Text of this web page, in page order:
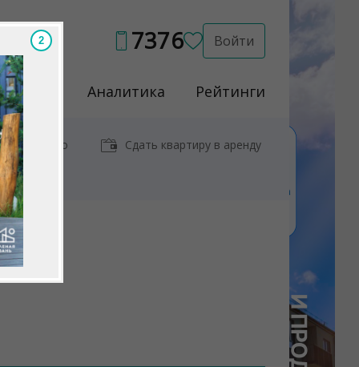
7376 Войти
Услуги Аналитика Рейтинги
у метро Сдать квартиру в аренду